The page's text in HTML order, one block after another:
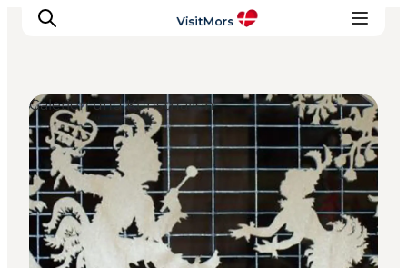
Aktivitäten
Erlebnisse
Infos über Mors
Unterkunft
Pauschalreisen / Urlaub
Galerien und Kunsthallen